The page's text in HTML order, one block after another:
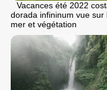
Vacances été 2022
dorada infininum vue sur
mer et végétation